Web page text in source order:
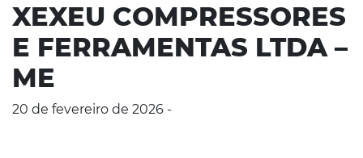
XEXEU COMPRESSORES
E FERRAMENTAS LTDA –
ME
20 de fevereiro de 2026 -